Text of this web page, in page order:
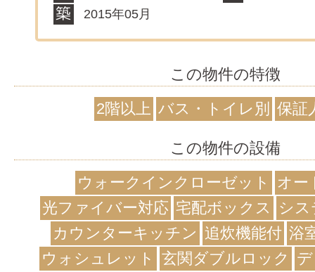
2015年05月
この物件の特徴
2階以上 バス・トイレ別 保証
この物件の設備
ウォークインクローゼット
オー
光ファイバー対応 宅配ボックス
シ
カウンターキッチン 追炊機能付 浴
ウォシュレット
玄関ダブルロック